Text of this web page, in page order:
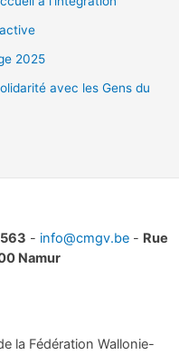
2025
avec les Gens du
- info@cmgv.be - Rue
Namur
la Fédération Wallonie-